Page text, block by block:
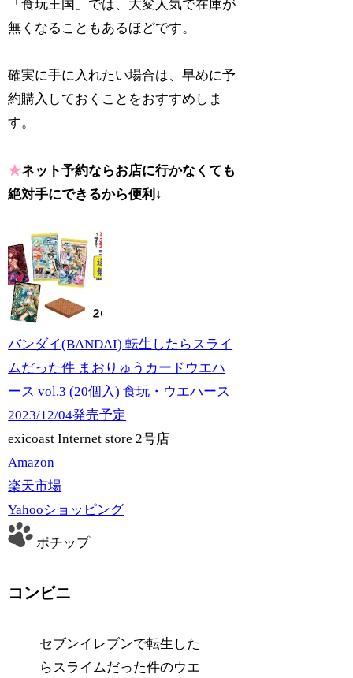
「食玩王国」では、大変人気で在庫が
無くなることもあるほどです。
確実に手に入れたい場合は、早めに予
約購入しておくことをおすすめしま
す。
★ネット予約ならお店に行かなくても
絶対手にできるから便利↓
バンダイ(BANDAI) 転生したらスライ
ムだった件 まおりゅうカードウエハ
ース vol.3 (20個入) 食玩・ウエハース
2023/12/04発売予定
exicoast Internet store 2号店
Amazon
楽天市場
Yahooショッピング
ポチップ
コンビニ
セブンイレブンで転生した
らスライムだった件のウエ